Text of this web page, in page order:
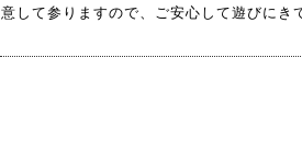
意して参りますので、ご安心して遊びにき